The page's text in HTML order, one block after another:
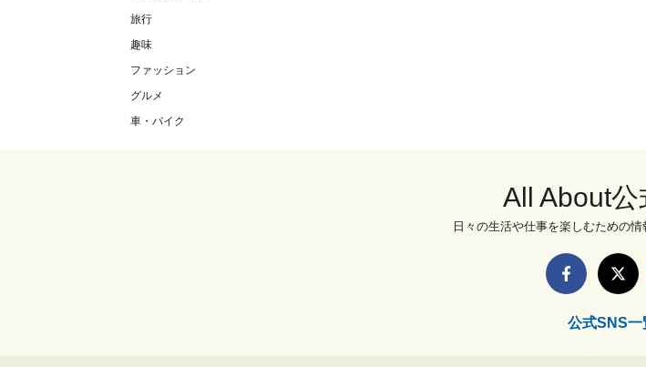
旅行
趣味
ファッション
グルメ
車・バイク
All About公
日々の生活や仕事を楽しむための情
公式SNS一